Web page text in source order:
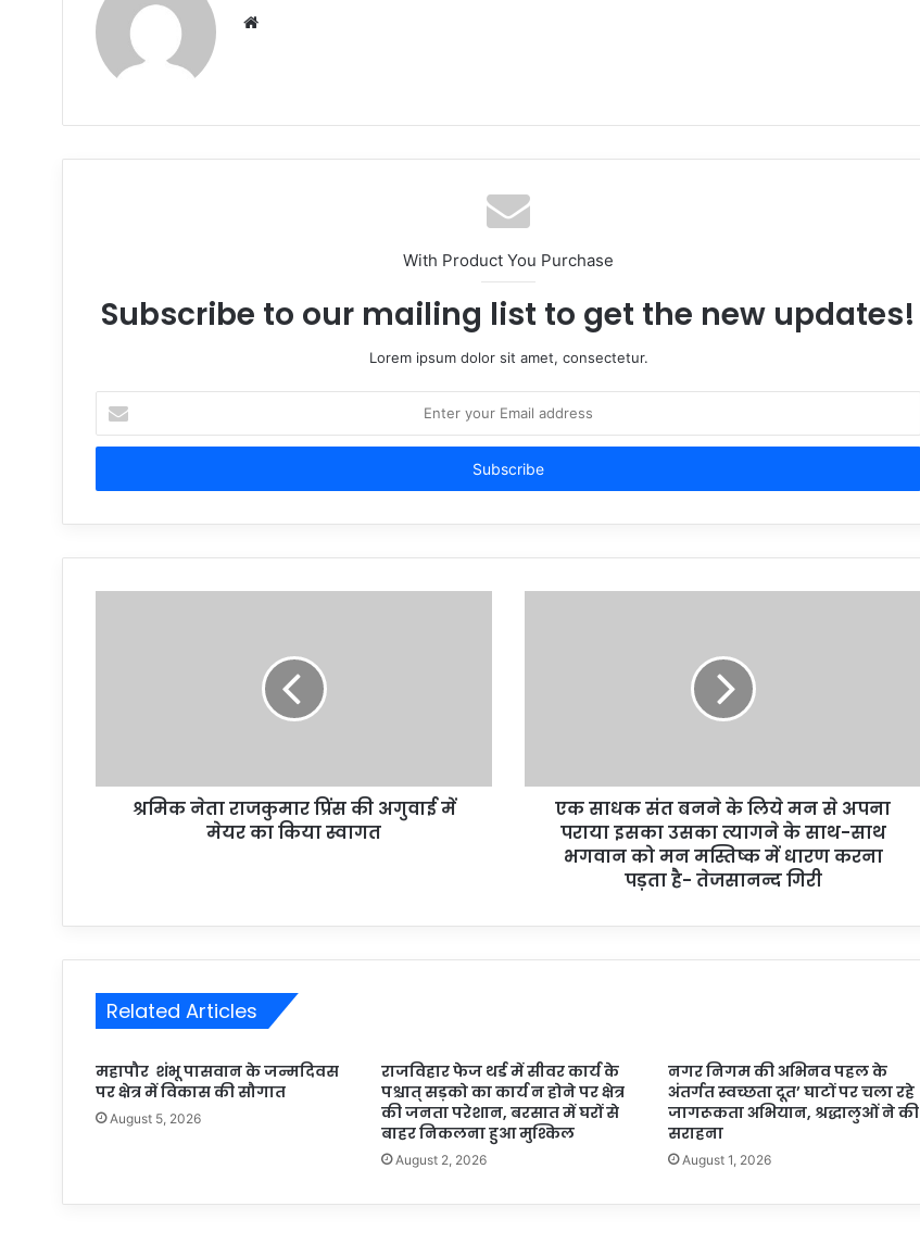
Website
With Product You Purchase
Subscribe to our mailing list to get the new updates!
Lorem ipsum dolor sit amet, consectetur.
your
Email
श्रमिक नेता राजकुमार प्रिंस की अगुवाई में
मेयर का किया स्वागत
एक साधक संत बनने के लिये मन से अपना
पराया इसका उसका त्यागने के साथ-साथ
भगवान को मन मस्तिष्क में धारण करना
पड़ता है- तेजसानन्द गिरी
Related Articles
महापौर शंभू पासवान के जन्मदिवस
पर क्षेत्र में विकास की सौगात
August 5, 2026
राजविहार फेज थर्ड में सीवर कार्य के
पश्चात् सड़को का कार्य न होने पर क्षेत्र
की जनता परेशान, बरसात में घरों से
बाहर निकलना हुआ मुश्किल
August 2, 2026
नगर निगम की अभिनव पहल के
अंतर्गत स्वच्छता दूत’ घाटों पर चला रहे
जागरूकता अभियान, श्रद्धालुओं ने की
सराहना
August 1, 2026